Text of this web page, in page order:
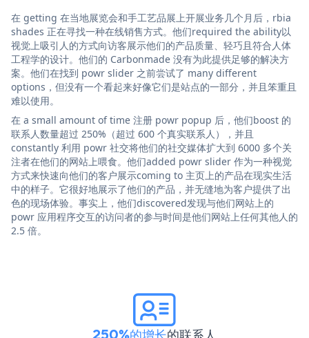
在 getting 在当地展览会和手工艺品展上开展业务几个月后，rbia
shades 正在寻找一种在线销售方式。他们required the ability以
视觉上吸引人的方式向访客展示他们的产品质量、轻巧且符合人体
工程学的设计。他们的 Carbonmade 没有为此提供足够的解决方
案。他们在找到 powr slider 之前尝试了 many different
options，但没有一个看起来好像它们是站点的一部分，并且笨重且
难以使用。
在 a small amount of time 注册 powr popup 后，他们boost 的
联系人数量超过 250%（超过 600 个真实联系人），并且
constantly 利用 powr 社交将他们的社交媒体扩大到 6000 多个关
注者在他们的网站上喂食。他们added powr slider 作为一种视觉
方式来快速向他们的客户展示coming to 主页上的产品在现实生活
中的样子。它很好地展示了他们的产品，并无缝地为客户提供了出
色的现场体验。事实上，他们discovered发现与他们网站上的
powr 应用程序交互的访问者的参与时间是他们网站上任何其他人的
2.5 倍。